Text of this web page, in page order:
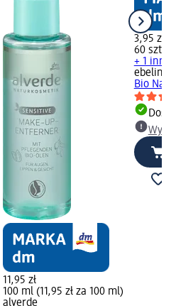
11,95 zł
100 ml (11,95 zł za 100 ml)
alverde
3,95 zł
60 szt.
+ 1 inny
ebelin
Bio